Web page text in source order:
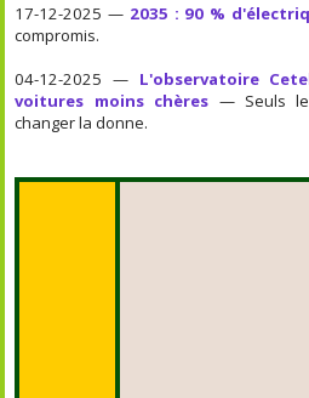
17-12-2025 — 2035 : 90 %
compromis.
04-12-2025 — L'observatoire
voitures moins chères — Seuls
changer la donne.